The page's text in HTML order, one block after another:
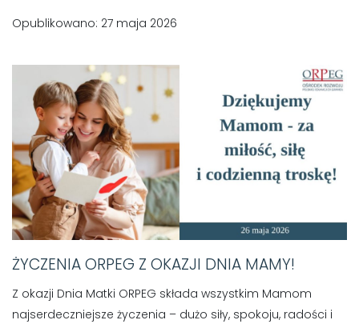
Opublikowano: 27 maja 2026
ŻYCZENIA ORPEG Z OKAZJI DNIA MAMY!
Z okazji Dnia Matki ORPEG składa wszystkim Mamom
najserdeczniejsze życzenia – dużo siły, spokoju, radości i